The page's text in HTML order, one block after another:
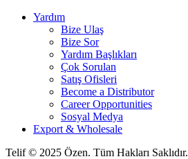
Yardım
Bize Ulaş
Bize Sor
Yardım Başlıkları
Çok Sorulan
Satış Ofisleri
Become a Distributor
Career Opportunities
Sosyal Medya
Export & Wholesale
Telif © 2025 Özen. Tüm Hakları Saklıdır.